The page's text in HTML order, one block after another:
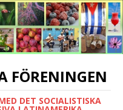
FÖRENINGEN
DET SOCIALISTISKA